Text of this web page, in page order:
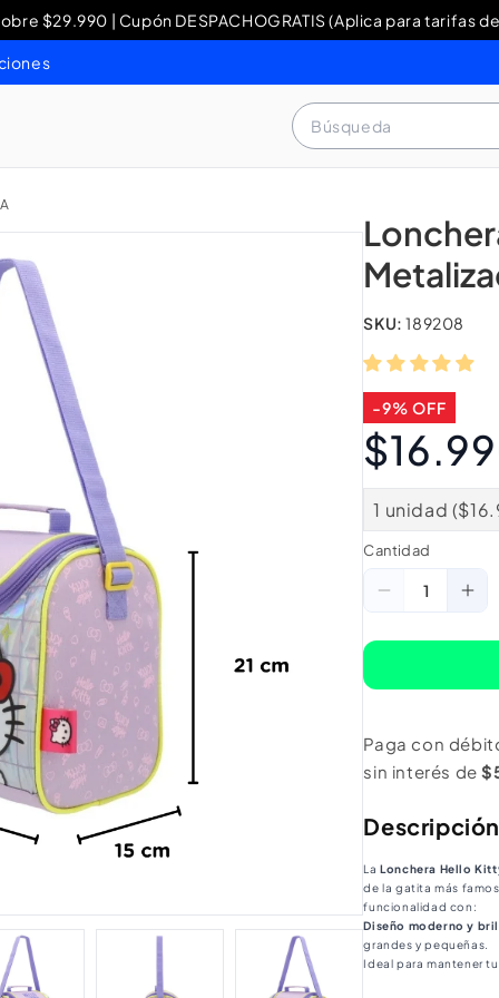
$29.990 | Cupón DESPACHOGRATIS (Aplica para tarifas
y Devoluciones: contacto WhatsApp + 56 9 3460 4429 o al
Búsqueda
SKU: 189208
-9% OFF
1 unidad
Cantidad
Cantidad
Reducir
Lonchera
Kitty
8L
Metalizada
8L
Paga con
sin interés de
Descripción
LaLonchera Hello
de la gatita más
funcionalidad con:
Diseño moderno y
grandes y pequeñas.
Ideal para mantener